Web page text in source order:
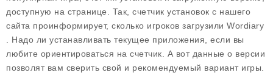
доступную на странице. Так, счетчик установок с нашего
сайта проинформирует, сколько игроков загрузили Wordiary
. Надо ли устанавливать текущее приложения, если вы
любите ориентироваться на счетчик. А вот данные о версии
позволят вам сверить свой и рекомендуемый вариант игры.